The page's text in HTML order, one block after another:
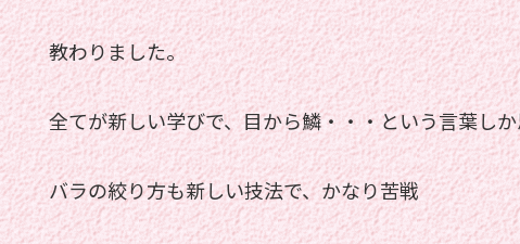
教わりました。
全てが新しい学びで、目から鱗・・・という言葉し
バラの絞り方も新しい技法で、かなり苦戦